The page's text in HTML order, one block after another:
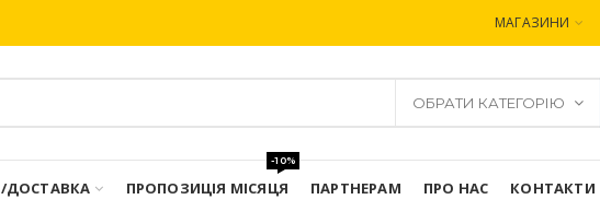
МАГАЗИНИ
ОБРАТИ КАТЕГОРІЮ
ДОСТАВКА ПРОПОЗИЦІЯ МІСЯЦЯ
-10%
ПАРТНЕРАМ ПРО НАС КОНТАКТИ